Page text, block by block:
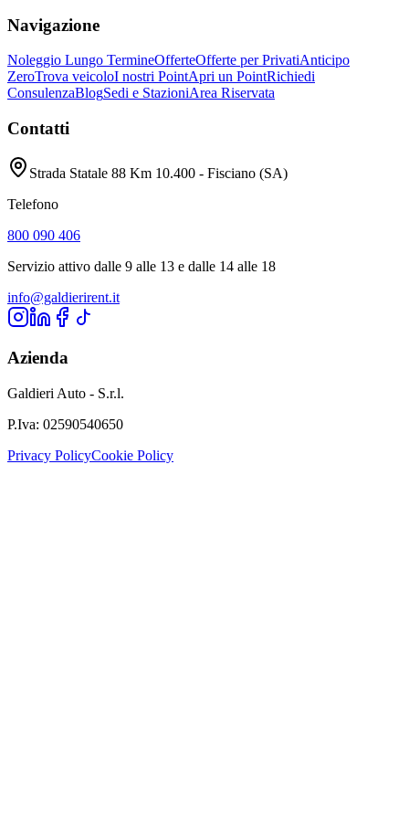
Navigazione
Noleggio Lungo TermineOfferteOfferte per PrivatiAnticipo
ZeroTrova veicoloI nostri PointApri un PointRichiedi
ConsulenzaBlogSedi e StazioniArea Riservata
Contatti
Strada Statale 88 Km 10.400 - Fisciano (SA)
Telefono
800 090 406
Servizio attivo dalle 9 alle 13 e dalle 14 alle 18
info@galdierirent.it
Azienda
Galdieri Auto - S.r.l.
P.Iva: 02590540650
Privacy PolicyCookie Policy